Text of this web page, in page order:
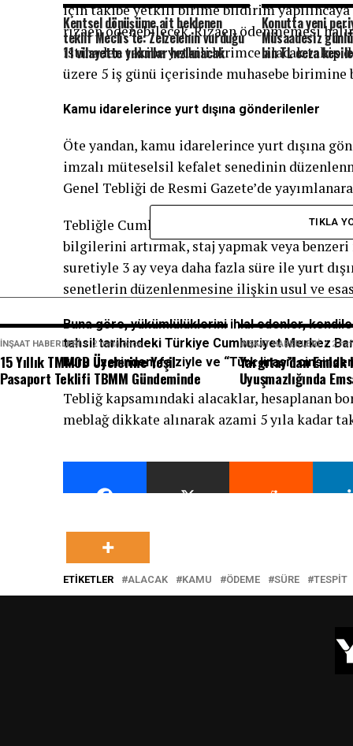
için takibe yetkili birime bildirim
rızaen ödenebilecek. Rızaen ödenmemesi
istinaden takibe yetkili birimce alacak takip
üzere 5 iş günü içerisinde muhasebe
Kamu idarelerince yurt dışına gönderilenler
​​​​​​​Öte yandan, kamu idarelerince yurt dışına
imzalı müteselsil kefalet senedinin
Genel Tebliği de Resmi Gazete’de
Tebliğle Cumhurbaşkanlığı
bilgilerini artırmak, staj yapmak veya
suretiyle 3 ay veya daha fazla süre ile yurt
senetlerin düzenlenmesine ilişkin usul ve
Buna göre, yükümlülüklerini ihlal edenler,
tahsil tarihindeki Türkiye Cumhuriyet Merkez
kuru üzerinden, faiziyle ve “Türk lirası”
Tebliğ kapsamındaki alacaklar, hesaplanan
meblağ dikkate alınarak azami 5 yıla kadar
ETIKETLER ALACAK KAMU ÖDEME SÜRE TESPIT
Kentsel dönüşüme ait beklenen
teklif Meclis’te: Zelzelenin vurduğu
11 vilayette yıkımlar hızlanacak
Konutta yeni
Müsaadesiz
bin TL ceza
TIKLA
İNŞAAT HABERLERI 2 hafta önce
15 Yıllık TMMOB Üyelerine Yeşil
Pasaport Teklifi TBMM Gündeminde
İNŞAAT HABERLERI 2
Yargıtay’dan
Uyuşmazlığında